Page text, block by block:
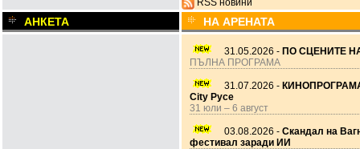
RSS новини
АНКЕТА НА АРЕНАТА
31.05.2026 - ПО СЦЕНИТЕ
ПЪЛНА ПРОГРАМА
31.07.2026 -
City Русе
31 юли – 6 август
03.08.2026 - Скандал на
фестивал заради ИИ